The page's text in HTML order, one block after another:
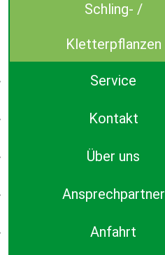
Schling- /
Kletterpflanzen
Service
Kontakt
Über uns
Ansprechpartner
Anfahrt